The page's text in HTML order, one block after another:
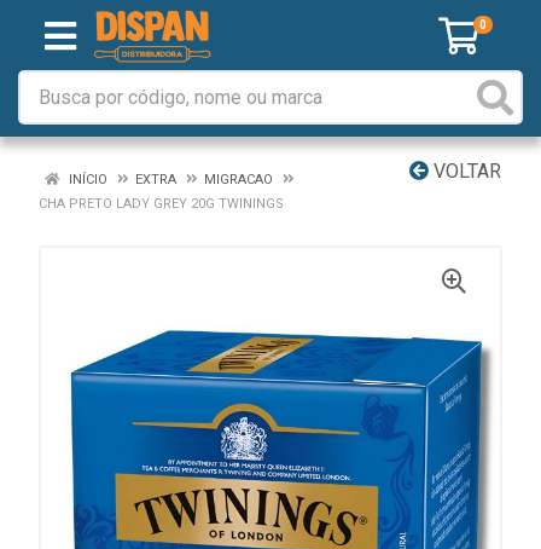
0
VOLTAR
INÍCIO EXTRA
MIGRACAO
CHA PRETO LADY GREY 20G TWININGS